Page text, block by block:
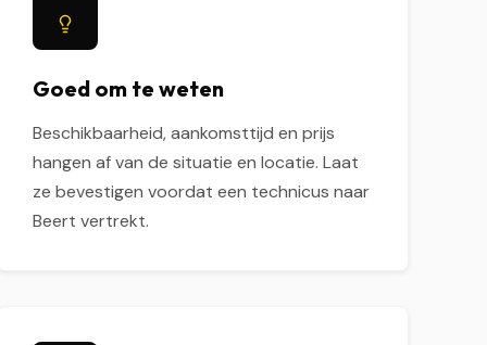
Goed om te weten
Beschikbaarheid, aankomsttijd en prijs
hangen af van de situatie en locatie. Laat
ze bevestigen voordat een technicus naar
Beert vertrekt.